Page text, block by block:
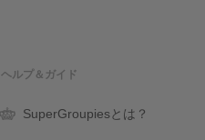
ヘルプ＆ガイド
SuperGroupiesとは？